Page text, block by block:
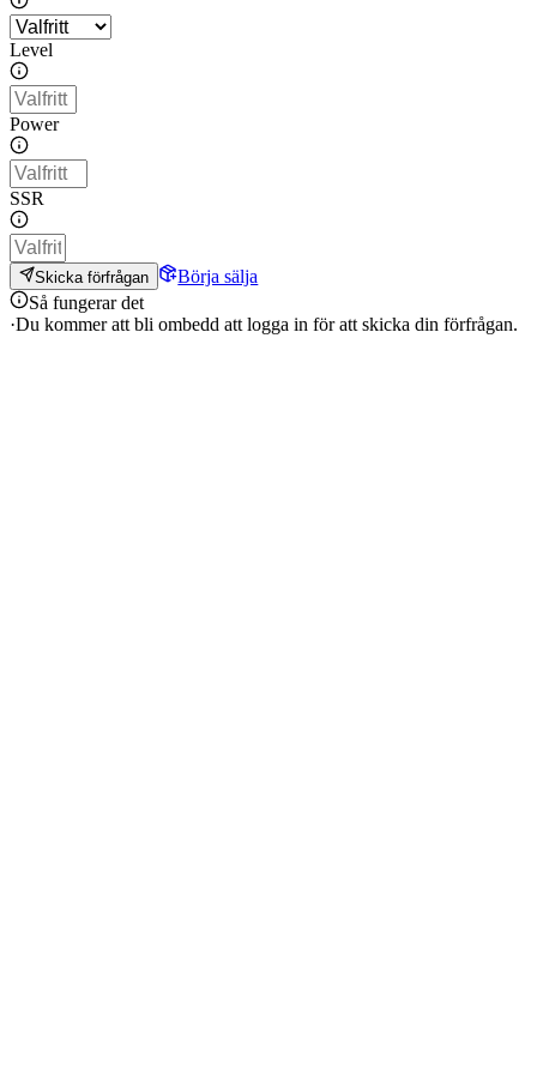
Level
Power
SSR
Skicka förfrågan
Börja sälja
Så fungerar det
·Du kommer att bli ombedd att logga in för att skicka din förfrågan.